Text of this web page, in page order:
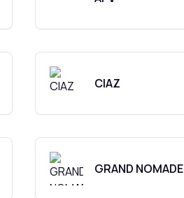
CIAZ
GRAND NOMADE